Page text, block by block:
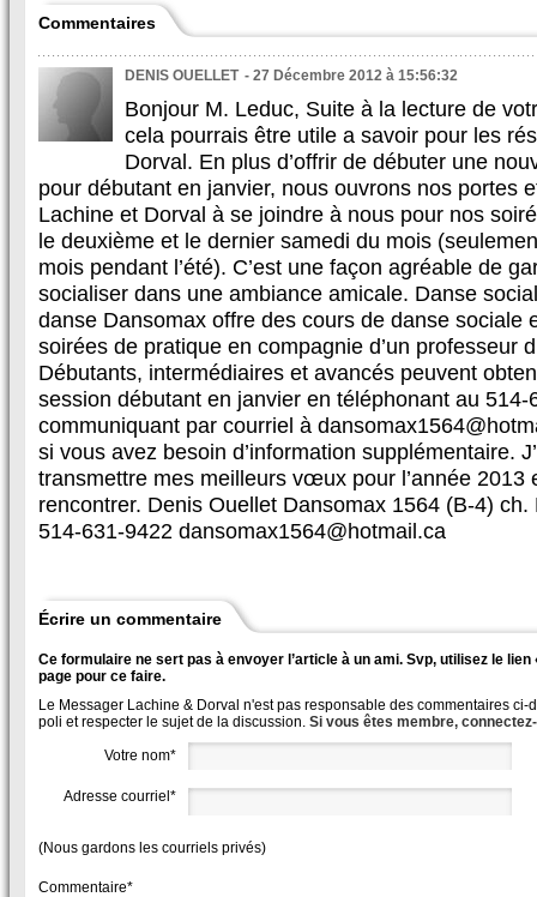
Commentaires
DENIS OUELLET - 27 Décembre 2012 à 15:56:32
Bonjour M. Leduc, Suite à la lecture de
cela pourrais être utile a savoir pour les
Dorval. En plus d’offrir de débuter une
pour débutant en janvier, nous ouvrons nos portes
Lachine et Dorval à se joindre à nous pour nos
le deuxième et le dernier samedi du mois
mois pendant l’été). C’est une façon agréable de
socialiser dans une ambiance amicale. Danse
danse Dansomax offre des cours de danse sociale
soirées de pratique en compagnie d’un professeur
Débutants, intermédiaires et avancés peuvent
session débutant en janvier en téléphonant au 514-
communiquant par courriel à
si vous avez besoin d’information supplémentaire.
transmettre mes meilleurs vœux pour l’année 2013
rencontrer. Denis Ouellet Dansomax 1564 (B-4)
514-631-9422 dansomax1564@hotmail.ca
Écrire un commentaire
Ce formulaire ne sert pas à envoyer l’article à un ami. Svp, utilisez le
page pour ce faire.
Le Messager Lachine & Dorval n'est pas responsable des commentaires ci-
poli et respecter le sujet de la discussion. Si vous êtes membre,
Votre nom*
Adresse courriel*
(Nous gardons les courriels privés)
Commentaire*